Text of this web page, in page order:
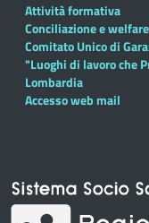
Attività formativa
Conciliazione e
Comitato Unico di
"Luoghi di lavoro che
Lombardia
Accesso web mail